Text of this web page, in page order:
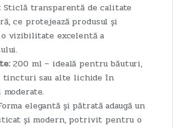
Sticlă transparentă de calitate
ce protejează produsul și
vizibilitate excelentă a
200 ml – ideală pentru băuturi,
tincturi sau alte lichide în
elegantă și pătrată adaugă un
și modern, potrivit pentru o